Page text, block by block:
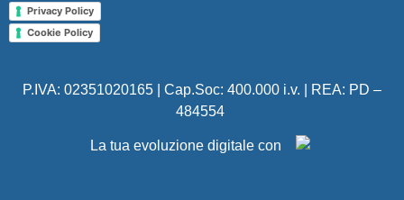
Privacy Policy
Cookie Policy
P.IVA: 02351020165 | Cap.Soc: 400.000 i.v. | REA: PD –
484554
La tua evoluzione digitale con